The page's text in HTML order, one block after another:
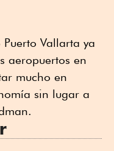
Vallarta ya
aeropuertos en
mucho en
sin lugar a